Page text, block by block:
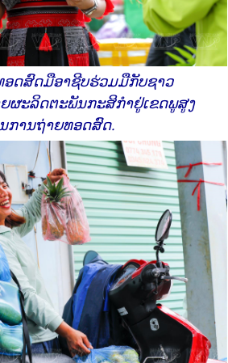
ອດສົດມືອາຊີບຮ່ວມມືກັບຊາວ
ຜະລິດຕະພັນກະສິກຳຢູ່ເຂດພູສູງ
ການຖ່າຍທອດສົດ.